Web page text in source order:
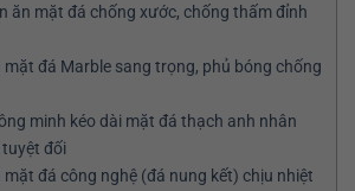
ăn mặt đá chống xước, chống thấm đỉnh
mặt đá Marble sang trọng, phủ bóng chống
minh kéo dài mặt đá thạch anh nhân
đối
mặt đá công nghệ (đá nung kết) chịu nhiệt